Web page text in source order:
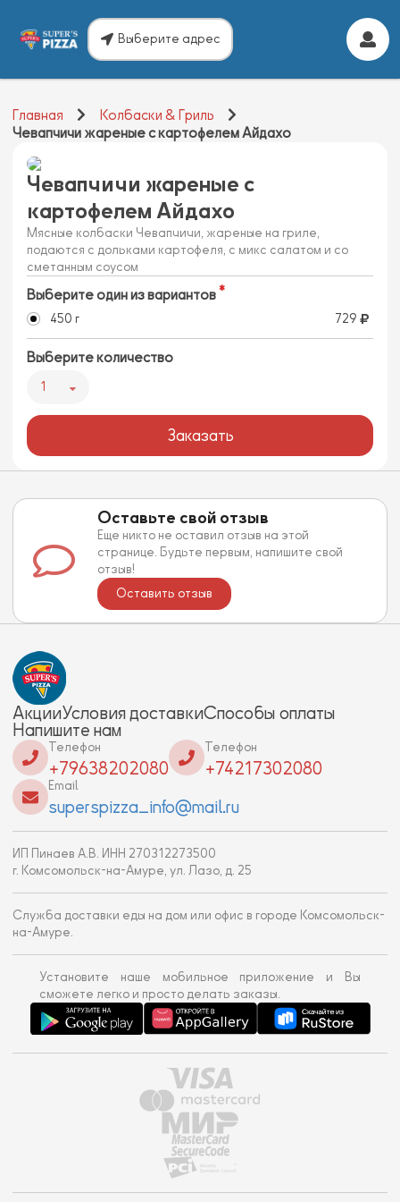
Выберите адрес
Главная
Колбаски & Гриль
Чевапчичи жареные с картофелем Айдахо
Чевапчичи жареные с
картофелем Айдахо
Мясные колбаски Чевапчичи, жареные на гриле,
подаются с дольками картофеля, с микс салатом и со
сметанным соусом
Выберите один из вариантов
450 г 729
Выберите количество
1
Заказать
Оставьте свой отзыв
Еще никто не оставил отзыв на этой
странице. Будьте первым, напишите свой
отзыв!
Оставить отзыв
АкцииУсловия доставкиСпособы оплаты
Напишите нам
Телефон
+79638202080
Телефон
+74217302080
Email
superspizza_info@mail.ru
ИП Пинаев А.В. ИНН 270312273500
г. Комсомольск-на-Амуре, ул. Лазо, д. 25
Служба доставки еды на дом или офис в городе Комсомольск-
на-Амуре.
Установите наше мобильное приложение и Вы
сможете легко и просто делать заказы.